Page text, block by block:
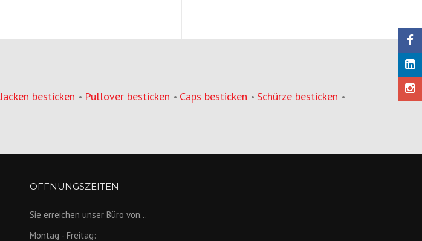
Jacken besticken • Pullover besticken • Caps besticken • Schürze besticken •
ÖFFNUNGSZEITEN
Sie erreichen unser Büro von...
Montag - Freitag: